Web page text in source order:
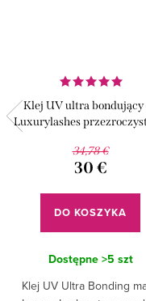
Klej UV ultra bondujący
Luxurylashes
34,78 €
30 €
DO KOSZYKA
Dostępne >5 szt
Klej UV Ultra Bonding